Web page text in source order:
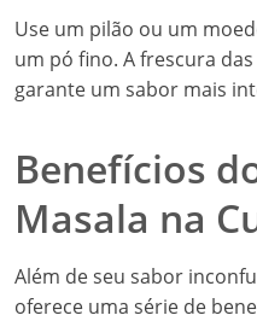
Use um pilão ou um
um pó fino. A frescura
garante um sabor mais
Benefícios
Masala na
Além de seu sabor
oferece uma série de